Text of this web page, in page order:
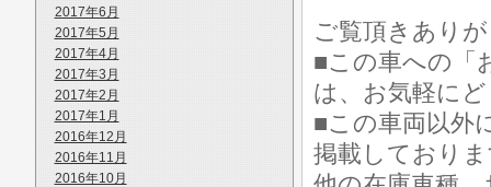
2017年6月
2017年5月
2017年4月
2017年3月
2017年2月
2017年1月
2016年12月
2016年11月
2016年10月
ご覧頂きあり
■この車への「
は、お気軽に
■この車両以外
掲載しており